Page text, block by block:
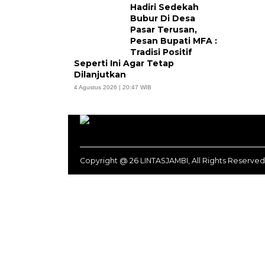
Hadiri Sedekah
Bubur Di Desa
Pasar Terusan,
Pesan Bupati MFA :
Tradisi Positif
Seperti Ini Agar Tetap
Dilanjutkan
4 Agustus 2026 | 20:47 WIB
Copyright @ 26 LINTASJAMBI, All Rights Reserved